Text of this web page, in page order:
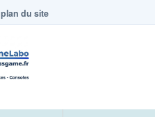
plan du site